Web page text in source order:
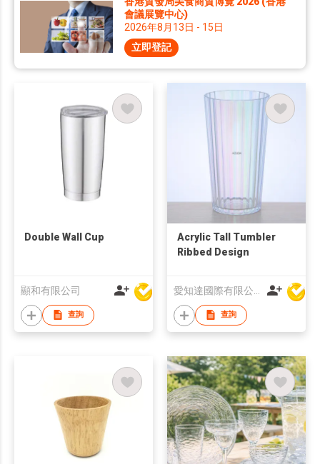
會議展覽中心)
2026年8月13日 - 15日
立即登記
Double Wall Cup
顯和有限公司
查詢
Acrylic Tall Tumbler
Ribbed Design
查詢